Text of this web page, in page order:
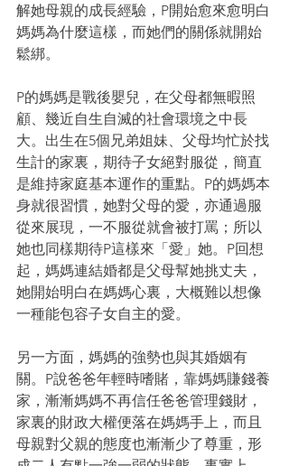
解她母親的成長經驗，P開始愈來愈明白
媽媽為什麼這樣，而她們的關係就開始
鬆綁。
P的媽媽是戰後嬰兒，在父母都無暇照
顧、幾近自生自滅的社會環境之中長
大。出生在5個兄弟姐妹、父母均忙於找
生計的家裏，期待子女絕對服從，簡直
是維持家庭基本運作的重點。P的媽媽本
身就很習慣，她對父母的愛，亦通過服
從來展現，一不服從就會被打罵；所以
她也同樣期待P這樣來「愛」她。P回想
起，媽媽連結婚都是父母幫她挑丈夫，
她開始明白在媽媽心裏，大概難以想像
一種能包容子女自主的愛。
另一方面，媽媽的強勢也與其婚姻有
關。P說爸爸年輕時嗜賭，靠媽媽賺錢養
家，漸漸媽媽不再信任爸爸管理錢財，
家裏的財政大權便落在媽媽手上，而且
母親對父親的態度也漸漸少了尊重，形